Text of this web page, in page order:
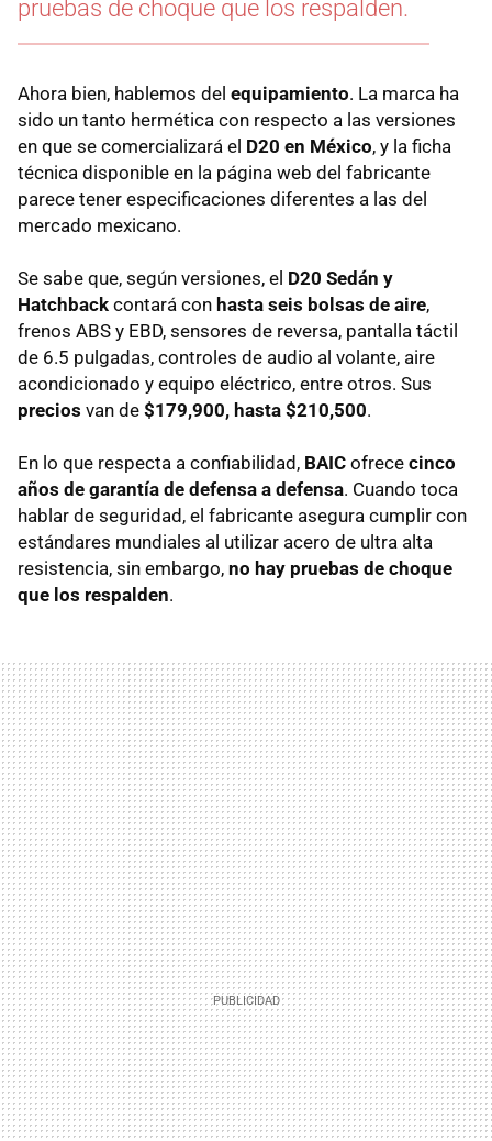
pruebas de choque que los respalden.
Ahora bien, hablemos del equipamiento. La marca ha
sido un tanto hermética con respecto a las versiones
en que se comercializará el D20 en México, y la ficha
técnica disponible en la página web del fabricante
parece tener especificaciones diferentes a las del
mercado mexicano.
Se sabe que, según versiones, el D20 Sedán y
Hatchback contará con hasta seis bolsas de aire,
frenos ABS y EBD, sensores de reversa, pantalla táctil
de 6.5 pulgadas, controles de audio al volante, aire
acondicionado y equipo eléctrico, entre otros. Sus
precios van de $179,900, hasta $210,500.
En lo que respecta a confiabilidad, BAIC ofrece cinco
años de garantía de defensa a defensa. Cuando toca
hablar de seguridad, el fabricante asegura cumplir con
estándares mundiales al utilizar acero de ultra alta
resistencia, sin embargo, no hay pruebas de choque
que los respalden.